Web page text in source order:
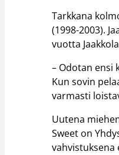
Tarkkana
(1998-2003).
vuotta
– Odotan ensi
Kun sovin
varmasti
Uutena
Sweet on
vahvistuksena